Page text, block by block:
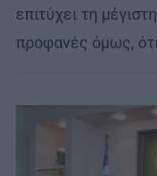
επιτύχει τη
προφανές όμως,